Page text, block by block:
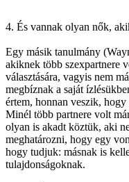
4. És vannak olyan nők,
Egy másik tanulmány
akiknek több szexpartnere
választására, vagyis nem
megbíznak a saját
értem, honnan veszik,
Minél több partnere volt
olyan is akadt köztük, aki
meghatározni, hogy egy
hogy tudjuk: másnak is
tulajdonságoknak.